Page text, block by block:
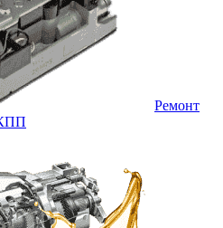
Ремонт